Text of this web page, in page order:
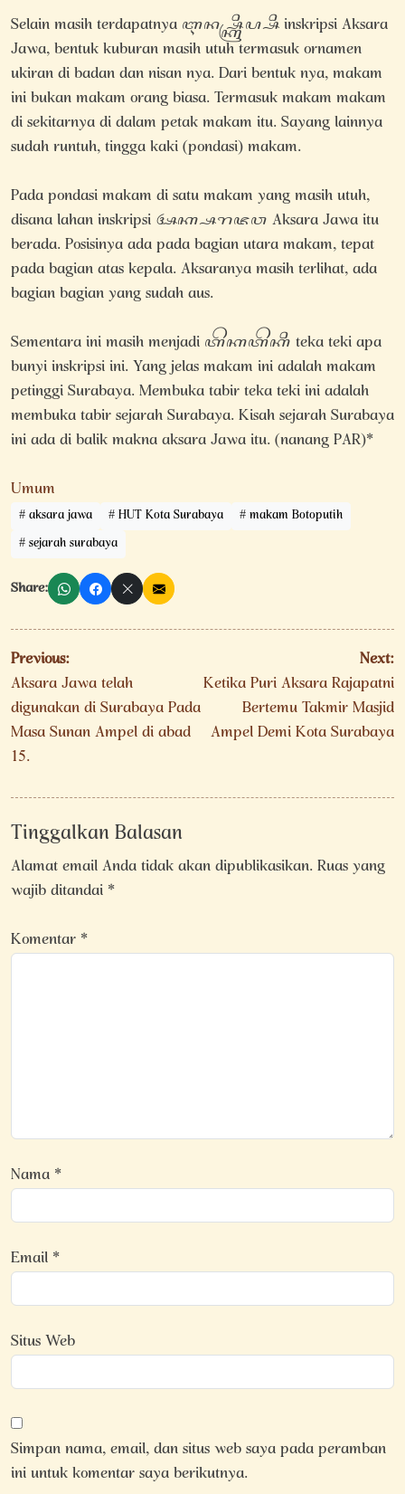
Selain masih terdapatnya ꦆꦤ꧀ꦱ꧀ꦏꦿꦶꦥ꧀ꦱꦶ inskripsi Aksara
Jawa, bentuk kuburan masih utuh termasuk ornamen
ukiran di badan dan nisan nya. Dari bentuk nya, makam
ini bukan makam orang biasa. Termasuk makam makam
di sekitarnya di dalam petak makam itu. Sayang lainnya
sudah runtuh, tingga kaki (pondasi) makam.
Pada pondasi makam di satu makam yang masih utuh,
disana lahan inskripsi ꦄꦏ꧀ꦱꦫꦗꦮ Aksara Jawa itu
berada. Posisinya ada pada bagian utara makam, tepat
pada bagian atas kepala. Aksaranya masih terlihat, ada
bagian bagian yang sudah aus.
Sementara ini masih menjadi ꦠꦼꦏꦠꦼꦏꦶ teka teki apa
bunyi inskripsi ini. Yang jelas makam ini adalah makam
petinggi Surabaya. Membuka tabir teka teki ini adalah
membuka tabir sejarah Surabaya. Kisah sejarah Surabaya
ini ada di balik makna aksara Jawa itu. (nanang PAR)*
Umum
aksara jawa HUT Kota Surabaya
makam Botoputih
sejarah surabaya
Share:
Navigasi
pos
Previous:
Aksara Jawa telah
digunakan di Surabaya Pada
Masa Sunan Ampel di abad
15.
Next:
Ketika Puri Aksara Rajapatni
Bertemu Takmir Masjid
Ampel Demi Kota Surabaya
Tinggalkan Balasan
Alamat email Anda tidak akan dipublikasikan.Ruas yang
wajib ditandai*
Komentar*
Nama*
Email*
Situs Web
Simpan nama, email, dan situs web saya pada peramban
ini untuk komentar saya berikutnya.